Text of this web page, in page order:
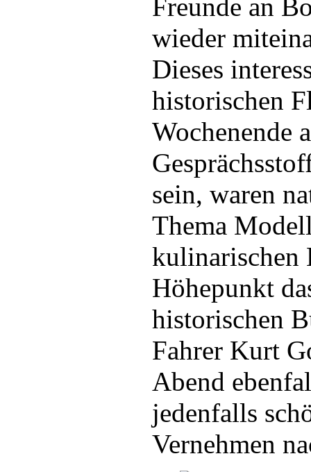
Freunde an
wieder
Dieses
historischen
Wochenende
sein, waren
Thema
kulinarischen
Höhepunkt
historischen
Fahrer Kurt
Abend
jedenfalls
Vernehmen